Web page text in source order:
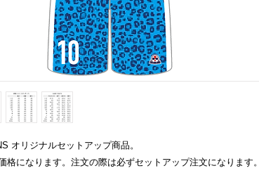
オリジナルセットアップ商品。
格になります。注文の際は必ずセットアップ注文になります。